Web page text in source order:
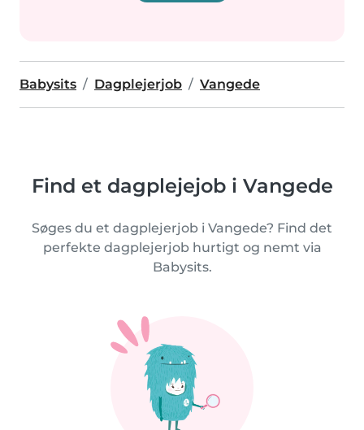
Babysits Dagplejerjob Vangede
Find et dagplejejob i Vangede
Søges du et dagplejerjob i Vangede? Find det
perfekte dagplejerjob hurtigt og nemt via
Babysits.